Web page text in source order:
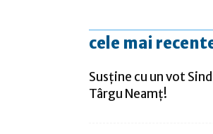
cele mai
Susține cu un vot
Târgu Neamț!